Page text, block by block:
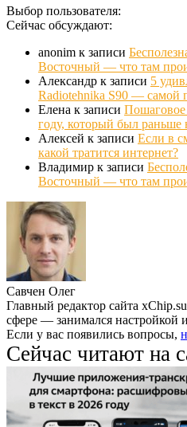
Выбор пользователя:
Сейчас обсуждают:
anonim к записи
Восточный — что там
Александр к записи 5
Radiotehnika S90 — самой
Елена к записи Пошаговое
году, который был раньше
Алексей к записи Если в
какой тратится интернет?
Владимир к записи
Восточный — что там
Савчен Олег
Главный редактор сайта
сфере — занимался настройкой
Если у вас появились вопросы,
Сейчас читают на